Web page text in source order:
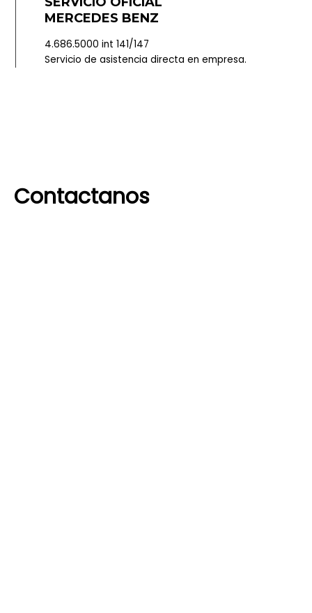
MERCEDES BENZ
4.686.5000 int 141/147
Servicio de asistencia directa en empresa.
Contactanos